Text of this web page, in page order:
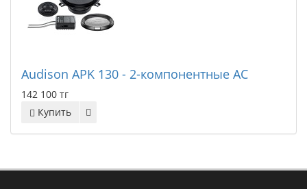
Audison APK 130 - 2-компонентные АС
142 100 тг
Купить